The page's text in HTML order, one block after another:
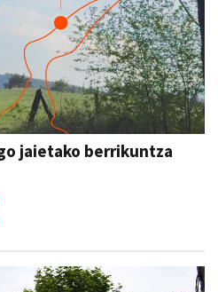
jaietako berrikuntza